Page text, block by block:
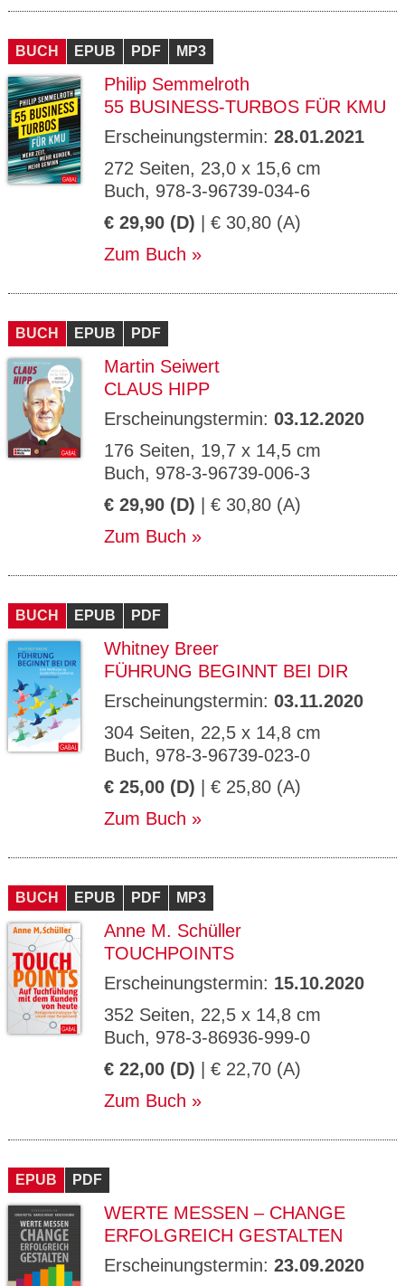
BUCH EPUB PDF MP3
Philip Semmelroth
55 BUSINESS-TURBOS FÜR KMU
Erscheinungstermin: 28.01.2021
272 Seiten, 23,0 x 15,6 cm
Buch, 978-3-96739-034-6
€ 29,90 (D) | € 30,80 (A)
Zum Buch
BUCH EPUB PDF
Martin Seiwert
CLAUS HIPP
Erscheinungstermin: 03.12.2020
176 Seiten, 19,7 x 14,5 cm
Buch, 978-3-96739-006-3
€ 29,90 (D) | € 30,80 (A)
Zum Buch
BUCH EPUB PDF
Whitney Breer
FÜHRUNG BEGINNT BEI DIR
Erscheinungstermin: 03.11.2020
304 Seiten, 22,5 x 14,8 cm
Buch, 978-3-96739-023-0
€ 25,00 (D) | € 25,80 (A)
Zum Buch
BUCH EPUB PDF MP3
Anne M. Schüller
TOUCHPOINTS
Erscheinungstermin: 15.10.2020
352 Seiten, 22,5 x 14,8 cm
Buch, 978-3-86936-999-0
€ 22,00 (D) | € 22,70 (A)
Zum Buch
EPUB PDF
WERTE MESSEN – CHANGE
ERFOLGREICH GESTALTEN
Erscheinungstermin: 23.09.2020